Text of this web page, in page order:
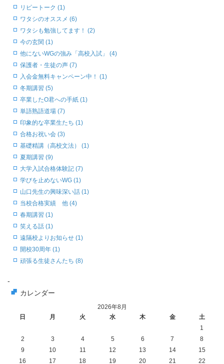
リピートーク (1)
ワタシのオススメ (6)
ワタシも勉強してます！ (2)
今の玄関 (1)
他にないWGの強み「高校入試」 (4)
保護者・生徒の声 (7)
入会金無料キャンペーン中！ (1)
冬期講習 (5)
卒業したO君への手紙 (1)
単語熟語道場 (7)
印象的な卒業生たち (1)
合格お祝い会 (3)
基礎精講（高校文法） (1)
夏期講習 (9)
大学入試合格体験記 (7)
学びを止めないWG (1)
山口先生の興味深い話 (1)
当校合格実績 他 (4)
春期講習 (1)
笑える話 (1)
遠隔校よりお知らせ (1)
開校30周年 (1)
頑張る生徒さんたち (8)
-
カレンダー
2026年8月
日
月 火 水 木 金
土
1
2
3 4 5 6 7
8
9
10 11 12 13 14
15
16
17 18 19 20 21 22